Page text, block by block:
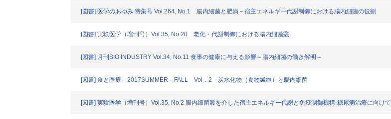
[図書] 医学のあゆみ 特集号 Vol.264, No.1 腸内細菌と肥満－宿主エネルギー代謝制御における腸内細菌の役割
[図書] 実験医学（増刊号）Vol.35, No.20 老化・代謝制御における腸内細菌叢
[図書] 月刊BIO INDUSTRY Vol.34, No.11 食事の健康に与える影響～腸内細菌の働き解明～
[図書] 食と医療 2017SUMMER－FALL Vol．2 炭水化物（食物繊維）と腸内細菌
[図書] 実験医学（増刊号）Vol.35, No.2 腸内細菌叢を介した宿主エネルギー代謝と免疫制御機構‐糖尿病治療に向けて